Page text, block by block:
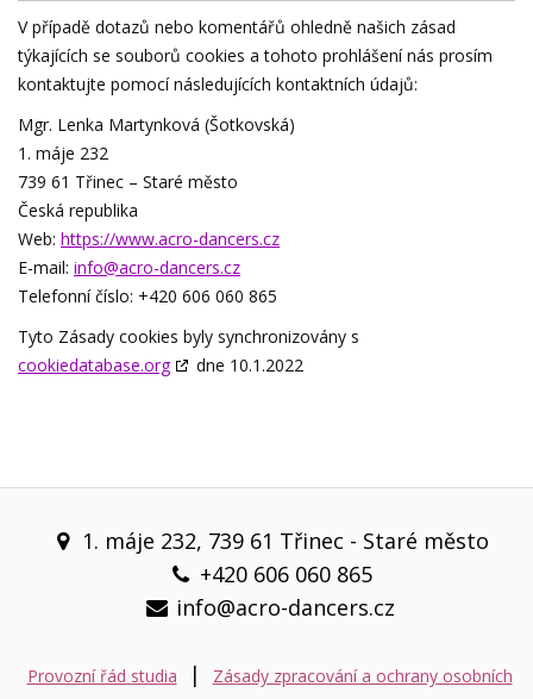
V případě dotazů nebo komentářů ohledně našich zásad
týkajících se souborů cookies a tohoto prohlášení nás prosím
kontaktujte pomocí následujících kontaktních údajů:
Mgr. Lenka Martynková (Šotkovská)
1. máje 232
739 61 Třinec – Staré město
Česká republika
Web: https://www.acro-dancers.cz
E-mail: info@acro-dancers.cz
Telefonní číslo: +420 606 060 865
Tyto Zásady cookies byly synchronizovány s
cookiedatabase.org
dne 10.1.2022
1. máje 232, 739 61 Třinec - Staré město
+420 606 060 865
info@acro-dancers.cz
Provozní řád studia |
Zásady zpracování a ochrany osobních